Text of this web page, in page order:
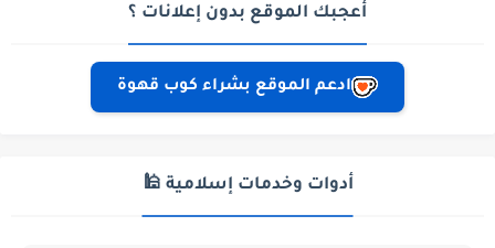
أعجبك الموقع بدون إعلانات ؟
ادعم الموقع بشراء كوب قهوة
أدوات وخدمات إسلامية 🕌